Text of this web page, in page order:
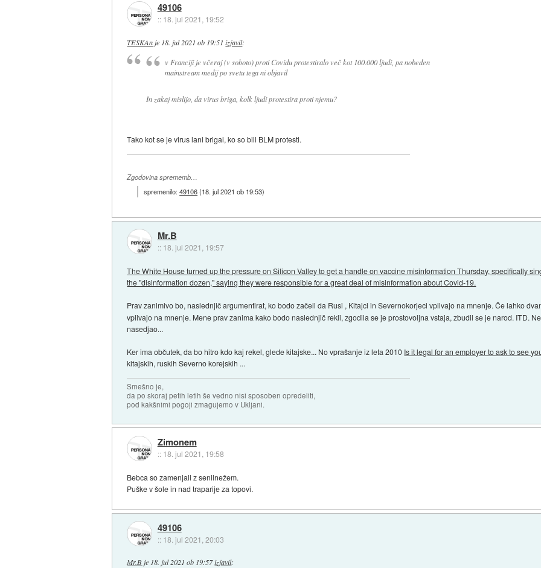
49106
:: 18. jul 2021, 19:52
TESKAn je 18. jul 2021 ob 19:51 izjavil:
v Franciji je včeraj (v soboto) proti Covidu protestiralo več kot 100.000 ljudi, pa nobeden
mainstream medij po svetu tega ni objavil
In zakaj mislijo, da virus briga, kolk ljudi protestira proti njemu?
Tako kot se je virus lani brigal, ko so bili BLM protesti.
Zgodovina sprememb…
spremenilo:49106(18. jul 2021 ob 19:53)
Mr.B
:: 18. jul 2021, 19:57
The White House turned up the pressure on Silicon Valley to get a handle on vaccine misinformation Thursday, specifically
the "disinformation dozen," saying they were responsible for a great deal of misinformation about Covid-19.
Prav zanimivo bo, naslednjič argumentirat, ko bodo začeli da Rusi , Kitajci in Severnokorjeci vplivajo na mnenje. Če lahko
vplivajo na mnenje. Mene prav zanima kako bodo naslednjič rekli, zgodila se je prostovoljna vstaja, zbudil se je narod. ITD.
nasedjao...
Ker ima občutek, da bo hitro kdo kaj rekel, glede kitajske... No vprašanje iz leta 2010 Is it legal for an employer to ask to see
kitajskih, ruskih Severno korejskih ...
Smešno je,
da po skoraj petih letih še vedno nisi sposoben opredeliti,
pod kakšnimi pogoji zmagujemo v Ukljani.
Zimonem
:: 18. jul 2021, 19:58
Bebca so zamenjali z senilnežem.
Puške v šole in nad traparije za topovi.
49106
:: 18. jul 2021, 20:03
Mr.Bje 18. jul 2021 ob 19:57izjavil: